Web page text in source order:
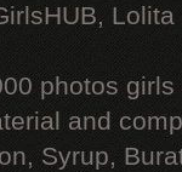
Lolita
photos
and
Syrup,